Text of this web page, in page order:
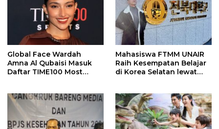
Global Face Wardah
Amna Al Qubaisi Masuk
Daftar TIME100 Most
Mahasiswa FTMM UNAIR
Raih Kesempatan Belajar
di Korea Selatan lewat